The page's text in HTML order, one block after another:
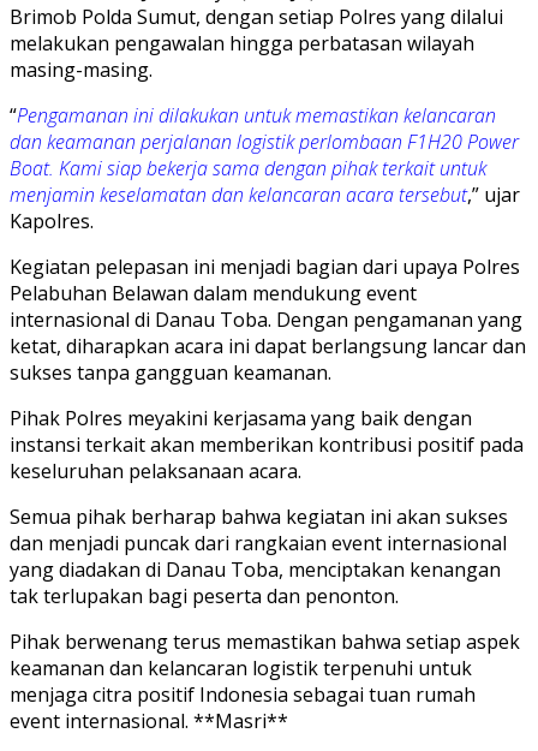
Brimob Polda Sumut, dengan setiap Polres yang dilalui
melakukan pengawalan hingga perbatasan wilayah
masing-masing.
“Pengamanan ini dilakukan untuk memastikan kelancaran
dan keamanan perjalanan logistik perlombaan F1H20 Power
Boat. Kami siap bekerja sama dengan pihak terkait untuk
menjamin keselamatan dan kelancaran acara tersebut,” ujar
Kapolres.
Kegiatan pelepasan ini menjadi bagian dari upaya Polres
Pelabuhan Belawan dalam mendukung event
internasional di Danau Toba. Dengan pengamanan yang
ketat, diharapkan acara ini dapat berlangsung lancar dan
sukses tanpa gangguan keamanan.
Pihak Polres meyakini kerjasama yang baik dengan
instansi terkait akan memberikan kontribusi positif pada
keseluruhan pelaksanaan acara.
Semua pihak berharap bahwa kegiatan ini akan sukses
dan menjadi puncak dari rangkaian event internasional
yang diadakan di Danau Toba, menciptakan kenangan
tak terlupakan bagi peserta dan penonton.
Pihak berwenang terus memastikan bahwa setiap aspek
keamanan dan kelancaran logistik terpenuhi untuk
menjaga citra positif Indonesia sebagai tuan rumah
event internasional. **Masri**